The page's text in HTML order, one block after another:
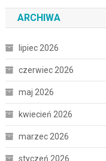
ARCHIWA
lipiec 2026
czerwiec 2026
maj 2026
kwiecień 2026
marzec 2026
styczeń 2026